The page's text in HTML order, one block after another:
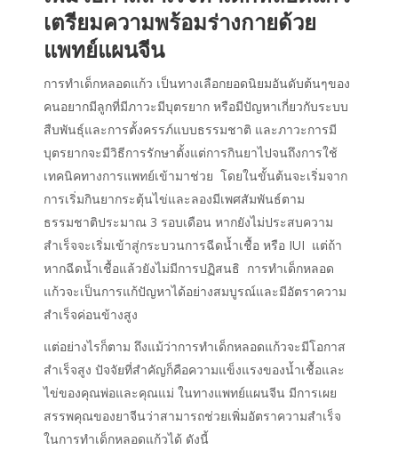
เตรียมความพร้อมร่างกายด้วย
แพทย์แผนจีน
การทำเด็กหลอดแก้ว เป็นทางเลือกยอดนิยมอันดับต้นๆของ
คนอยากมีลูกที่มีภาวะมีบุตรยาก หรือมีปัญหาเกี่ยวกับระบบ
สืบพันธุ์และการตั้งครรภ์แบบธรรมชาติ และภาวะการมี
บุตรยากจะมีวิธีการรักษาตั้งแต่การกินยาไปจนถึงการใช้
เทคนิคทางการแพทย์เข้ามาช่วย โดยในขั้นต้นจะเริ่มจาก
การเริ่มกินยากระตุ้นไข่และลองมีเพศสัมพันธ์ตาม
ธรรมชาติประมาณ 3 รอบเดือน หากยังไม่ประสบความ
สำเร็จจะเริ่มเข้าสู่กระบวนการฉีดน้ำเชื้อ หรือ IUI แต่ถ้า
หากฉีดน้ำเชื้อแล้วยังไม่มีการปฏิสนธิ การทำเด็กหลอด
แก้วจะเป็นการแก้ปัญหาได้อย่างสมบูรณ์และมีอัตราความ
สำเร็จค่อนข้างสูง
แต่อย่างไรก็ตาม ถึงแม้ว่าการทำเด็กหลอดแก้วจะมีโอกาส
สำเร็จสูง ปัจจัยที่สำคัญก็คือความแข็งแรงของน้ำเชื้อและ
ไข่ของคุณพ่อและคุณแม่ ในทางแพทย์แผนจีน มีการเผย
สรรพคุณของยาจีนว่าสามารถช่วยเพิ่มอัตราความสำเร็จ
ในการทำเด็กหลอดแก้วได้ ดังนี้